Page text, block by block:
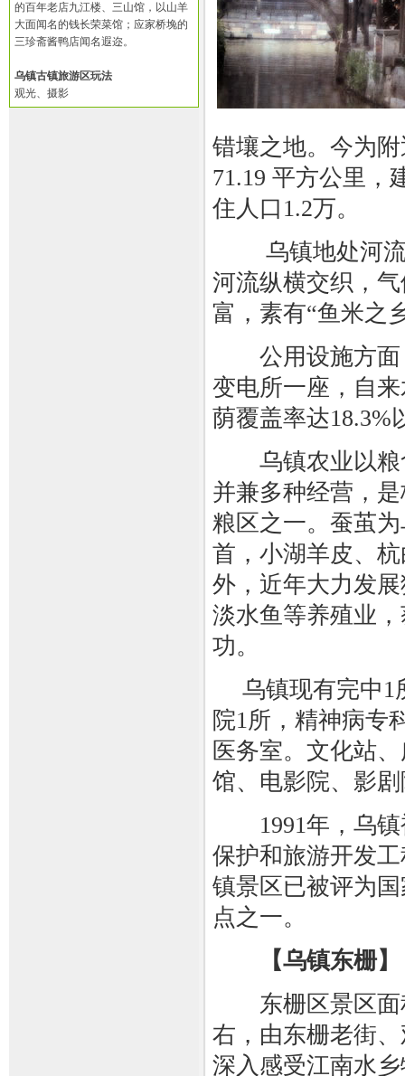
的百年老店九江楼、三山馆，以山羊
大面闻名的钱长荣菜馆；应家桥堍的
三珍斋酱鸭店闻名遐迩。
乌镇古镇旅游区玩法
观光、摄影
错壤之地。今为
71.19 平方公里，
住人口1.2万。
乌镇地处河流
河流纵横交织，
富，素有“鱼米之
公用设施方面
变电所一座，自
荫覆盖率达18.3%
乌镇农业以粮
并兼多种经营，
粮区之一。蚕茧
首，小湖羊皮、
外，近年大力发
淡水鱼等养殖业
功。
乌镇现有完中1
院1所，精神病专
医务室。文化站
馆、电影院、影
1991年，乌镇
保护和旅游开发
镇景区已被评为
点之一。
【乌镇东栅】
东栅区景区面
右，由东栅老街
深入感受江南水